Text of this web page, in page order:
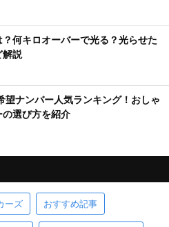
何キロオーバーで光る？光らせた
解説
望ナンバー人気ランキング！おしゃ
選び方を紹介
ーズ おすすめ記事